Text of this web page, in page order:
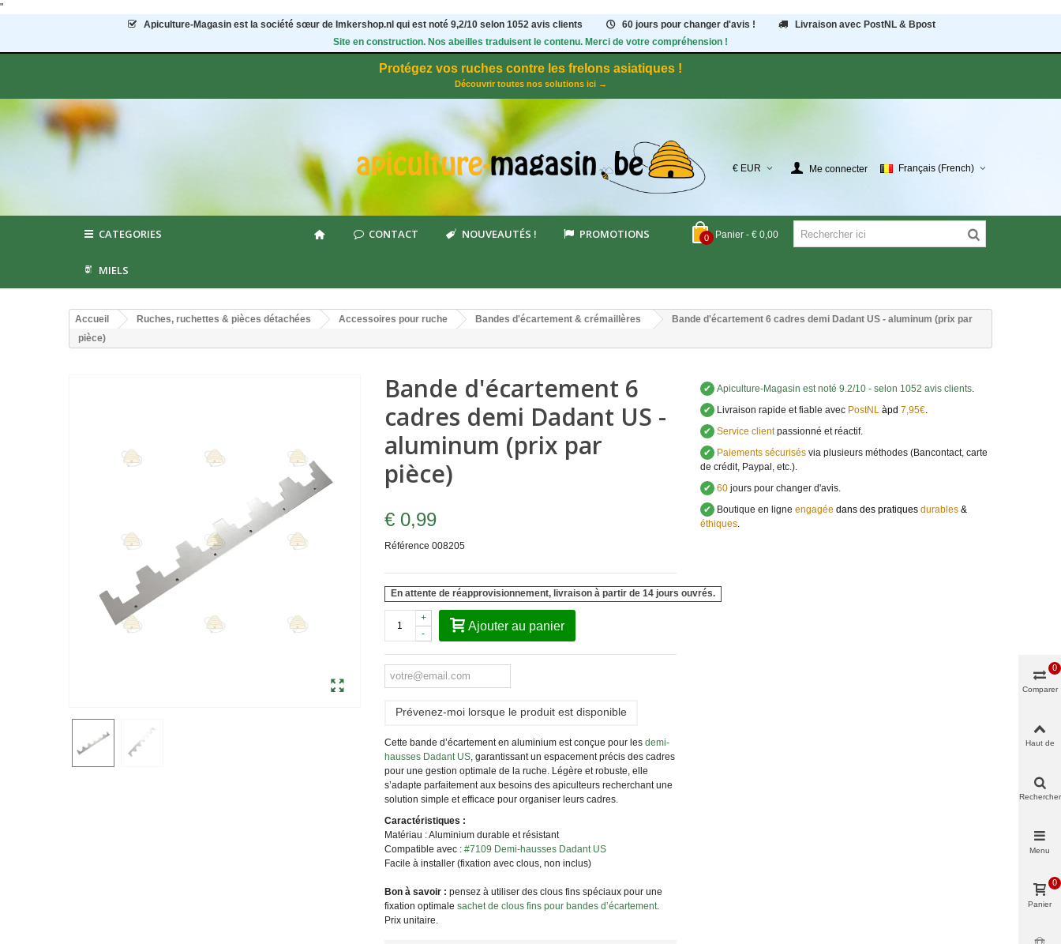
"
Apiculture-Magasin est la société sœur de Imkershop.nl qui est noté 9,2/10 selon 1052avis clients 60 jours pour changer d'avis !
Livraison avec PostNL & Bpost
Site en construction. Nos abeilles traduisent le contenu. Merci de votre compréhension !
Protégez vos ruches contre les frelons asiatiques !
Découvrir toutes nos solutions ici →
€ EUR Me connecter Français (French)
0 Panier - € 0,00
CATEGORIES CONTACT NOUVEAUTÉS ! PROMOTIONS
MIELS
Accueil Ruches, ruchettes & pièces détachées Accessoires pour ruche Bandes d'écartement & crémaillères
Bande d'écartement 6 cadres demi Dadant US - aluminum (prix par
pièce)
Bande d'écartement 6
cadres demi Dadant US -
aluminum (prix par
pièce)
€ 0,99
Référence 008205
En attente de réapprovisionnement, livraison à partir de 14 jours ouvrés.
-
+
Ajouter au panier
Prévenez-moi lorsque le produit est disponible
Cette bande d’écartement en aluminium est conçue pour les demi-
hausses Dadant US, garantissant un espacement précis des cadres
pour une gestion optimale de la ruche. Légère et robuste, elle
s’adapte parfaitement aux besoins des apiculteurs recherchant une
solution simple et efficace pour organiser leurs cadres.
Caractéristiques :
Matériau : Aluminium durable et résistant
Compatible avec : #7109 Demi-hausses Dadant US
Facile à installer (fixation avec clous, non inclus)
Bon à savoir : pensez à utiliser des clous fins spéciaux pour une
fixation optimale sachet de clous fins pour bandes d’écartement.
Prix unitaire.
✔ Apiculture-Magasin est noté 9.2/10 - selon 1052 avis clients.
✔ Livraison rapide et fiable avecPostNL àpd 7,95€.
✔ Service clientpassionné et réactif.
✔ Paiements sécurisésvia plusieurs méthodes (Bancontact, carte
de crédit, Paypal, etc.).
✔ 60jours pour changer d'avis.
✔ Boutique en ligne engagée dans des pratiques durables&
éthiques.
Comparer
0
Haut de
Rechercher
Menu
Panier
0